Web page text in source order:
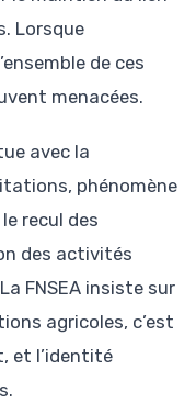
Lorsque
de ces
menacées.
avec la
phénomène
recul des
des activités
FNSEA insiste sur
agricoles, c’est
et l’identité